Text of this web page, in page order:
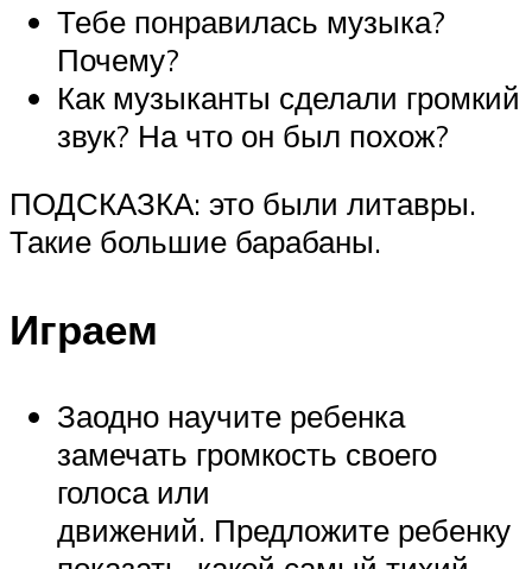
Тебе понравилась музыка?
Почему?
Как музыканты сделали громкий
звук? На что он был похож?
ПОДСКАЗКА: это были литавры.
Такие большие барабаны.
Играем
Заодно научите ребенка
замечать громкость своего
голоса или
движений. Предложите ребенку